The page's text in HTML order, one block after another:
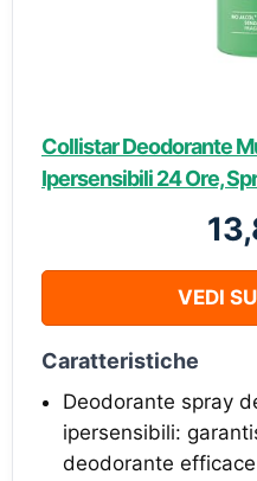
Collistar Deodorante
Ipersensibili 24 Ore,
VEDI
Caratteristiche
Deodorante spray
ipersensibili:
deodorante